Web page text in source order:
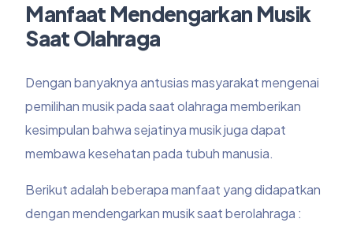
Manfaat Mendengarkan Musik
Saat Olahraga
Dengan banyaknya antusias masyarakat mengenai
pemilihan musik pada saat olahraga memberikan
kesimpulan bahwa sejatinya musik juga dapat
membawa kesehatan pada tubuh manusia.
Berikut adalah beberapa manfaat yang didapatkan
dengan mendengarkan musik saat berolahraga :